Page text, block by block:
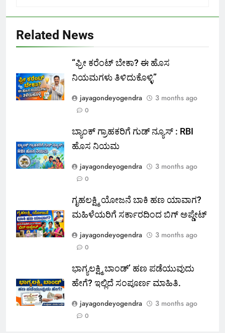
Related News
“ಫ್ರೀ ಕರೆಂಟ್‌ ಬೇಕಾ? ಈ ಹೊಸ
ನಿಯಮಗಳು ತಿಳಿದುಕೊಳ್ಳಿ”
jayagondeyogendra
3 months ago
0
ಬ್ಯಾಂಕ್ ಗ್ರಾಹಕರಿಗೆ ಗುಡ್ ನ್ಯೂಸ್ : RBI
ಹೊಸ ನಿಯಮ
jayagondeyogendra
3 months ago
0
ಗೃಹಲಕ್ಷ್ಮಿ ಯೋಜನೆ ಬಾಕಿ ಹಣ ಯಾವಾಗ?
ಮಹಿಳೆಯರಿಗೆ ಸರ್ಕಾರದಿಂದ ಬಿಗ್ ಅಪ್ಡೇಟ್
jayagondeyogendra
3 months ago
0
ಭಾಗ್ಯಲಕ್ಷ್ಮಿ ಬಾಂಡ್’ ಹಣ ಪಡೆಯುವುದು
ಹೇಗೆ? ಇಲ್ಲಿದೆ ಸಂಪೂರ್ಣ ಮಾಹಿತಿ.
jayagondeyogendra
3 months ago
0